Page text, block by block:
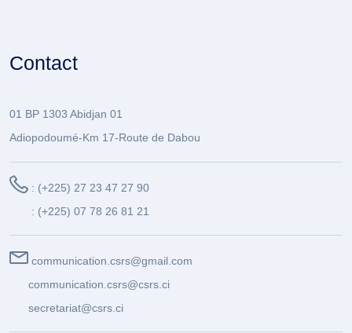
Contact
01 BP 1303 Abidjan 01
Adiopodoumé-Km 17-Route de Dabou
: (+225) 27 23 47 27 90
: (+225) 07 78 26 81 21
communication.csrs@gmail.com
communication.csrs@csrs.ci
secretariat@csrs.ci